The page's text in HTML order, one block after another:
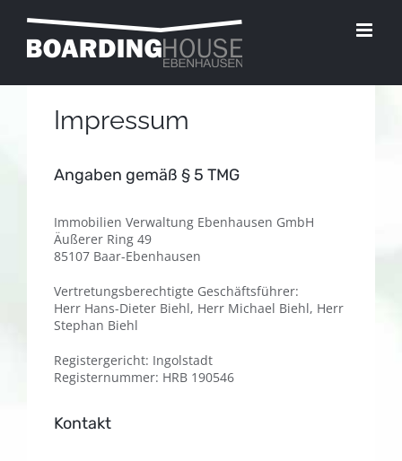
Inhalt
springen
Impressum
Angaben gemäß § 5 TMG
Immobilien Verwaltung Ebenhausen GmbH
Äußerer Ring 49
85107 Baar-Ebenhausen
Vertretungsberechtigte Geschäftsführer:
Herr Hans-Dieter Biehl, Herr Michael Biehl, Herr
Stephan Biehl
Registergericht: Ingolstadt
Registernummer: HRB 190546
Kontakt